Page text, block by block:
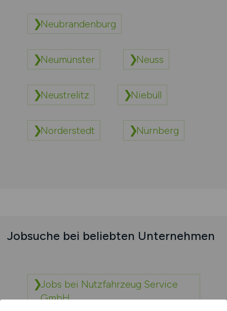
Neubrandenburg
Neumünster Neuss
Neustrelitz Niebüll
Norderstedt Nürnberg
Jobsuche bei beliebten Unternehmen
Jobs bei Nutzfahrzeug Service
GmbH